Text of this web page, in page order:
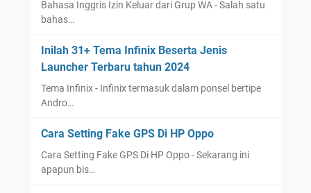
Bahasa Inggris Izin Keluar dari Grup WA - Salah satu
bahas…
Inilah 31+ Tema Infinix Beserta Jenis
Launcher Terbaru tahun 2024
Tema Infinix - Infinix termasuk dalam ponsel bertipe
Andro…
Cara Setting Fake GPS Di HP Oppo
Cara Setting Fake GPS Di HP Oppo - Sekarang ini
apapun bis…